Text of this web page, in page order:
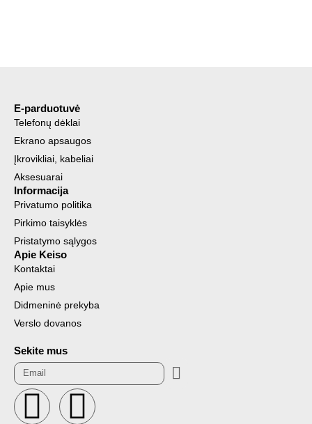
E-parduotuvė
Telefonų dėklai
Ekrano apsaugos
Įkrovikliai, kabeliai
Aksesuarai
Informacija
Privatumo politika
Pirkimo taisyklės
Pristatymo sąlygos
Apie Keiso
Kontaktai
Apie mus
Didmeninė prekyba
Verslo dovanos
Sekite mus
Email
Submit
F
I